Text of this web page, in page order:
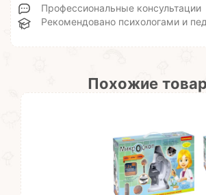
Профессиональные консультации
Рекомендовано психологами и
Похожие